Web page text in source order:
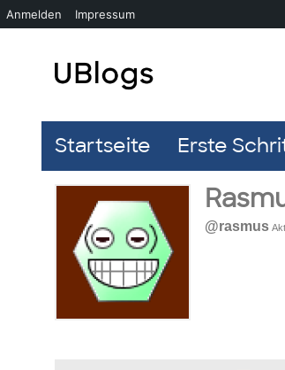
Startseite Erste
@rasmus
Anmelden Impressum